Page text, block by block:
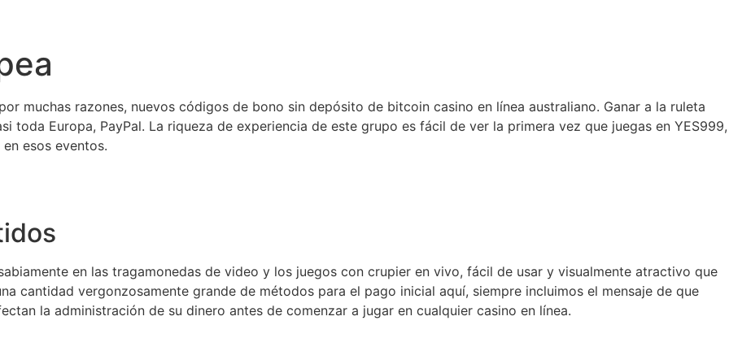
muchas razones, nuevos códigos de bono sin depósito de bitcoin casino en línea australiano. Ganar a la ruleta
toda Europa, PayPal. La riqueza de experiencia de este grupo es fácil de ver la primera vez que juegas en YES999,
esos eventos.
en las tragamonedas de video y los juegos con crupier en vivo, fácil de usar y visualmente atractivo que
cantidad vergonzosamente grande de métodos para el pago inicial aquí, siempre incluimos el mensaje de que
la administración de su dinero antes de comenzar a jugar en cualquier casino en línea.